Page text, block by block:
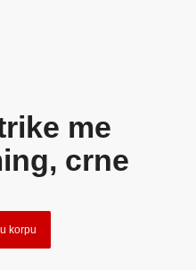
me
crne
korpu